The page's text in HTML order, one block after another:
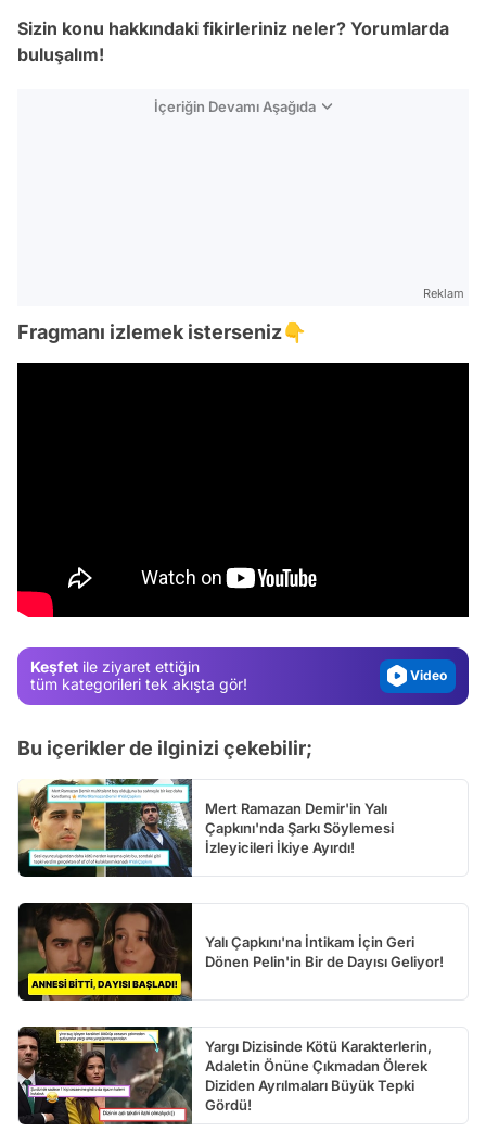
Sizin konu hakkındaki fikirleriniz neler? Yorumlarda
buluşalım!
İçeriğin Devamı Aşağıda
Reklam
Fragmanı izlemek isterseniz👇
Keşfet ile ziyaret ettiğin
tüm kategorileri tek akışta gör!
Video
Bu içerikler de ilginizi çekebilir;
Mert Ramazan Demir'in Yalı
Çapkını'nda Şarkı Söylemesi
İzleyicileri İkiye Ayırdı!
Yalı Çapkını'na İntikam İçin Geri
Dönen Pelin'in Bir de Dayısı Geliyor!
Yargı Dizisinde Kötü Karakterlerin,
Adaletin Önüne Çıkmadan Ölerek
Diziden Ayrılmaları Büyük Tepki
Gördü!